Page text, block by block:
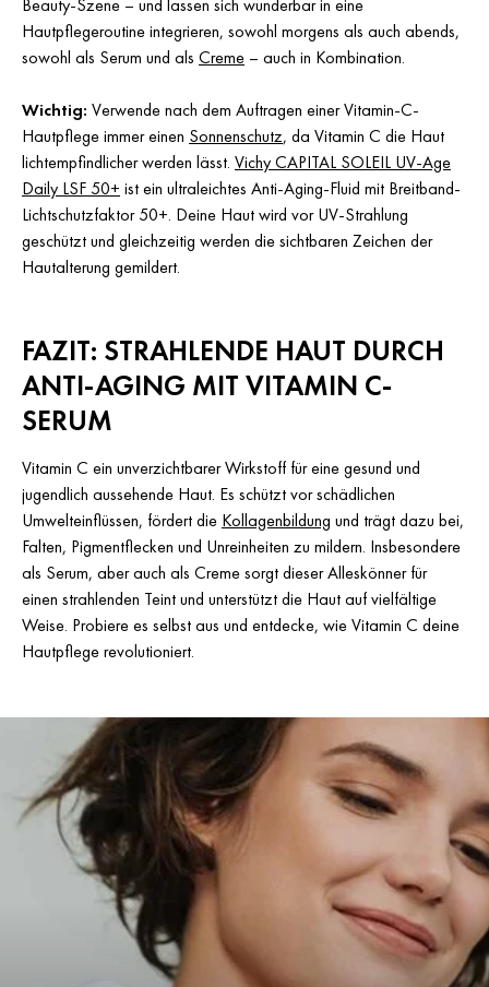
Beauty-Szene – und lassen sich wunderbar in eine
Hautpflegeroutine integrieren, sowohl morgens als auch abends,
sowohl als Serum und als Creme – auch in Kombination.
Wichtig: Verwende nach dem Auftragen einer Vitamin-C-
Hautpflege immer einen Sonnenschutz, da Vitamin C die Haut
lichtempfindlicher werden lässt. Vichy CAPITAL SOLEIL UV-Age
Daily LSF 50+ ist ein ultraleichtes Anti-Aging-Fluid mit Breitband-
Lichtschutzfaktor 50+. Deine Haut wird vor UV-Strahlung
geschützt und gleichzeitig werden die sichtbaren Zeichen der
Hautalterung gemildert.
FAZIT: STRAHLENDE HAUT DURCH
ANTI-AGING MIT VITAMIN C-
SERUM
Vitamin C ein unverzichtbarer Wirkstoff für eine gesund und
jugendlich aussehende Haut. Es schützt vor schädlichen
Umwelteinflüssen, fördert die Kollagenbildung und trägt dazu bei,
Falten, Pigmentflecken und Unreinheiten zu mildern. Insbesondere
als Serum, aber auch als Creme sorgt dieser Alleskönner für
einen strahlenden Teint und unterstützt die Haut auf vielfältige
Weise. Probiere es selbst aus und entdecke, wie Vitamin C deine
Hautpflege revolutioniert.